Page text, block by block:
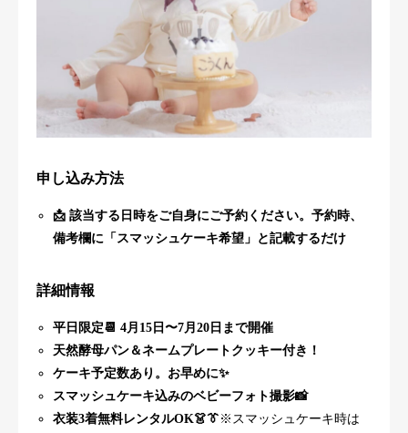
申し込み方法
📩 該当する日時をご自身にご予約ください。予約時、
備考欄に「スマッシュケーキ希望」と記載するだけ
詳細情報
平日限定📆 4月15日〜7月20日まで開催
天然酵母パン＆ネームプレートクッキー付き！
ケーキ予定数あり。お早めに✨
スマッシュケーキ込みのベビーフォト撮影📸
衣装3着無料レンタルOK👗👔 ※スマッシュケーキ時は